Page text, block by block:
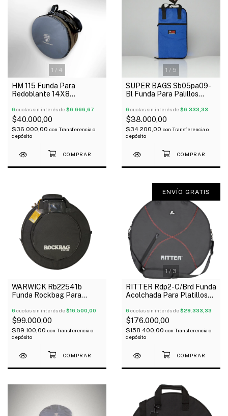
1 / 4
HM 115 Funda Para
Redoblante 14X8
6 cuotas sin interés de$6.666,67
$40.000,00
$36.000,00 con Transferencia o
depósito
1 / 5
SUPER BAGS Sb05pa09-
Bl Funda Para Palillos
5Mm
6 cuotas sin interés de$6.333,33
$38.000,00
$34.200,00 con Transferencia o
depósito
WARWICK Rb22541b
Funda Rockbag Para
6 cuotas sin interés de$16.500,00
$99.000,00
$89.100,00 con Transferencia o
depósito
1 / 3
ENVÍO GRATIS
RITTER Rdp2-C/Brd Funda
Acolchada Para Platillos
6 cuotas sin interés de$29.333,33
$176.000,00
$158.400,00 con Transferencia o
depósito